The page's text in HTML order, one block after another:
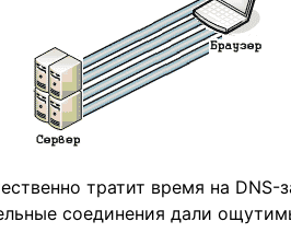
тратит время на DNS-
соединения дали